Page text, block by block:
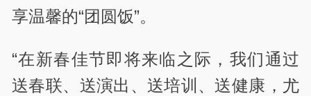
享温馨的“团圆饭”。
“在新春佳节即将来临之际，我们通过
送春联、送演出、送培训、送健康，尤